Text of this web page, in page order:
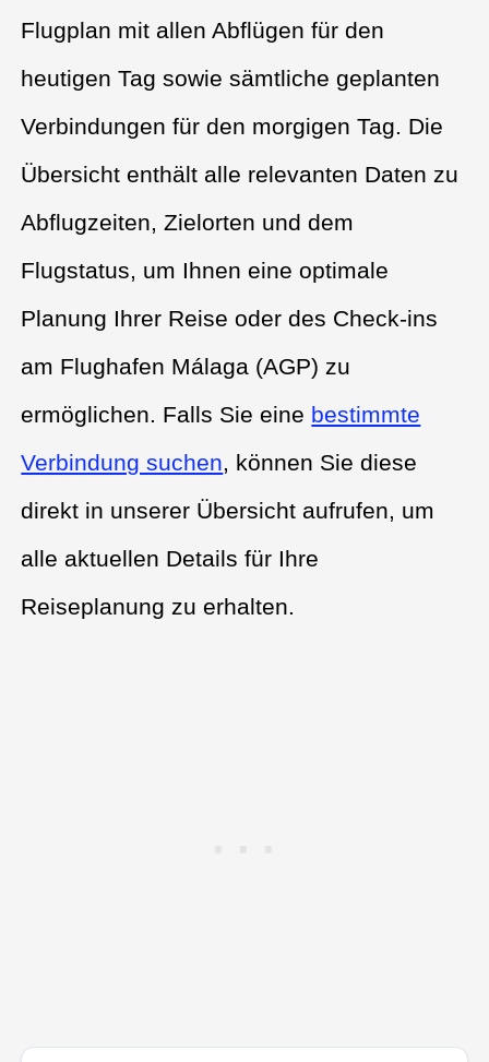
Flugplan mit allen Abflügen für den
heutigen Tag sowie sämtliche geplanten
Verbindungen für den morgigen Tag. Die
Übersicht enthält alle relevanten Daten zu
Abflugzeiten, Zielorten und dem
Flugstatus, um Ihnen eine optimale
Planung Ihrer Reise oder des Check-ins
am Flughafen Málaga (AGP) zu
ermöglichen. Falls Sie eine bestimmte
Verbindung suchen, können Sie diese
direkt in unserer Übersicht aufrufen, um
alle aktuellen Details für Ihre
Reiseplanung zu erhalten.